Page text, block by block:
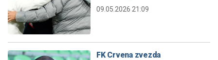
09.05.2026 21:09
FK Crvena zvezda